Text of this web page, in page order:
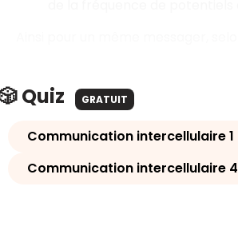
Quiz GRATUIT
Communication intercellulaire 1
Communication intercellulaire 4